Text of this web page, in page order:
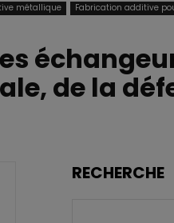
métallique
Fabrication additive
de la
RECHERCHE